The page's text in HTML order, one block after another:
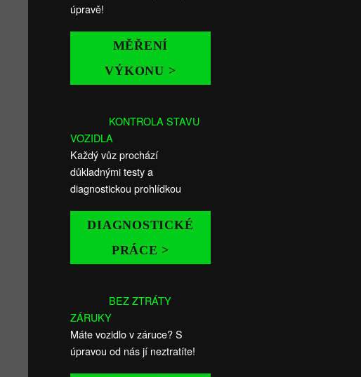
úpravě!
MĚŘENÍ
VÝKONU >
KONTROLA STAVU
VOZIDLA
Každý vůz prochází
důkladnými testy a
diagnostickou prohlídkou
DIAGNOSTICKÉ
PRÁCE >
BEZ ZTRÁTY
ZÁRUKY
Máte vozidlo v záruce? S
úpravou od nás jí neztratíte!